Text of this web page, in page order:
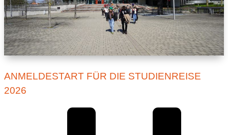
ANMELDESTART FÜR DIE STUDIENREISE
2026